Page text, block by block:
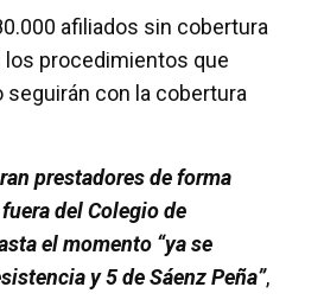
afiliados sin cobertura
procedimientos que
con la cobertura
prestadores de forma
del Colegio de
el momento “ya se
y 5 de Sáenz Peña”,